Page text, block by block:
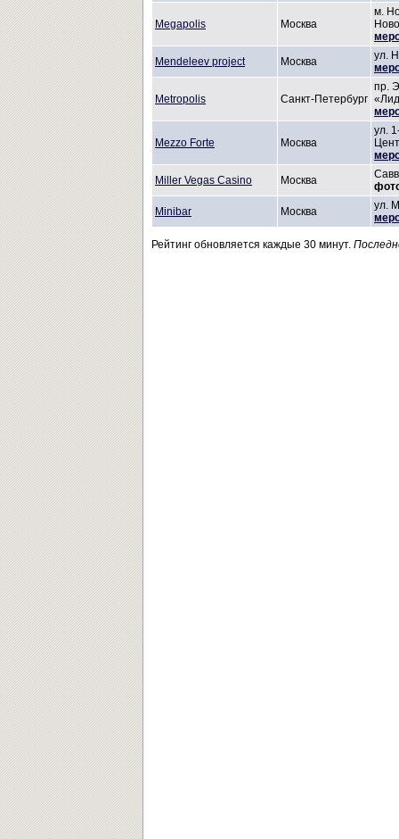
Megapolis Москва
м.
Mendeleev project
Москва
ул.
Metropolis Санкт-Петербург
пр.
Mezzo Forte Москва
ул.
Miller Vegas Casino
Москва
Minibar
Москва
ул.
Рейтинг обновляется каждые 30 минут.